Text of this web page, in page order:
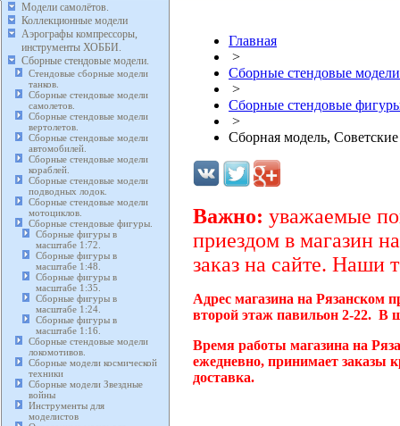
Модели самолётов.
Коллекционные модели
Аэрографы компрессоры,
инструменты ХОББИ.
Сборные стендовые модели.
Стендовые сборные модели
танков.
Сборные стендовые модели
самолетов.
Сборные стендовые модели
вертолетов.
Сборные стендовые модели
автомобилей.
Сборные стендовые модели
кораблей.
Сборные стендовые модели
подводных лодок.
Сборные стендовые модели
мотоциклов.
Сборные стендовые фигуры.
Сборные фигуры в
масштабе 1:72.
Сборные фигуры в
масштабе 1:48.
Сборные фигуры в
масштабе 1:35.
Сборные фигуры в
масштабе 1:24.
Сборные фигуры в
масштабе 1:16.
Сборные стендовые модели
локомотивов.
Сборные модели космической
техники
Сборные модели Звездные
войны
Инструменты для
моделистов
Главная
>
Сборные стендовые
>
Сборные стендовые
>
Сборная модель,
Важно: уважаемые
приездом в магазин
заказ на сайте. Наши
Адрес магазина на Рязанском
второй этаж павильон 2-22. В
Время работы магазина на
ежедневно, принимает заказы
доставка.